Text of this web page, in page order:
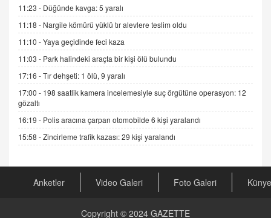
DR. EKREM ASLAN
Gerçek Ne, Algı Ne? "Beraber Yürüyoruz"
Cümlesinin Peşinden
19.07.2025 12:45
GÖNÜL MENEKŞE
Şifacının Yolu
AV. RÜMEYSA ÖZKALE
Değişen yapısıyla Suriye
11:23 - Düğünde kavga: 5 yaralı
11:18 - Nargile kömürü yüklü tır alevlere teslim oldu
11:10 -Yaya geçidinde feci kaza
11:03 - Park halindeki araçta bir kişi ölü bulundu
17:16 -Tır dehşeti: 1 ölü, 9 yaralı
17:00 - 198 saatlik kamera incelemesiyle suç örgütüne operasyon: 12
gözaltı
16:19 - Polis aracına çarpan otomobilde 6 kişi yaralandı
15:58 -Zincirleme trafik kazası: 29 kişi yaralandı
Anketler Video Galeri Foto Galeri Künye
Copyright © 2024 GAZETTE